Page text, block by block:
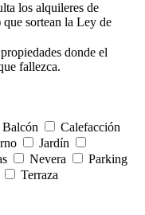
los alquileres de
que sortean la Ley de
donde el
fallezca.
Balcón
Calefacción
Jardín
Nevera
Parking
Terraza